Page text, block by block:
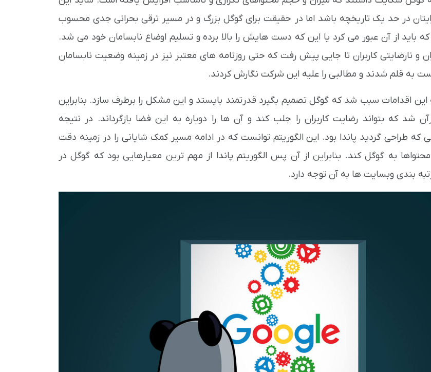
در حد یک تاریخچه باشد اما در حقیقت برای گوگل بزرگ و در مسیر ترقی بحرانی جدی محسوب
باید از آن عبور می کرد یا این که دست هایش را بالا برده و تسلیم اوضاع نابسامان خود می شد.
و نارضایتی کاربران تا جایی پیش رفت که حتی روزنامه های معتبر نیز در زمینه وضعیت نابسامان
به قلم شدند و مطالبی را علیه این شرکت نگارش کردند.
اقدامات سبب شد که گوگل تصمیم بگیرد قدرتمند بایستد و این مشکل را برطرف سازد. بنابراین
شد که بتواند رضایت کاربران را جلب کند و آن ها را دوباره به این فضا بازگرداند. در نتیجه
که طراحی گردید پاندا بود. این الگوریتم توانست که در ادامه مسیر کمک شایانی را در زمینه دقت
محتواها به گوگل کند. بنابراین از آن پس الگوریتم پاندا از مهم ترین معیارهایی بود که گوگل در
بندی وبسایت ها به آن توجه دارد.